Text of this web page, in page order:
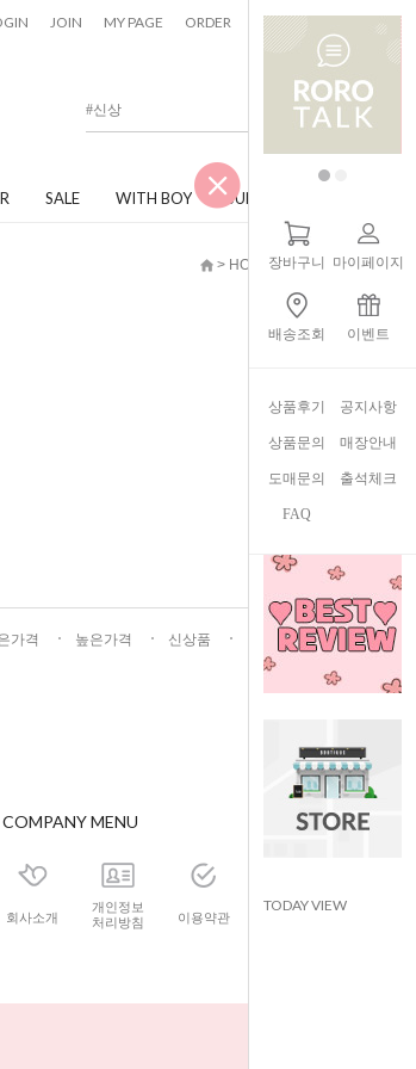
JOIN MY PAGE ORDER CART 0
SALE WITH BOY JUNIOR
장바구니 마이페이지
배송조회 이벤트
상품후기 공지사항
상품문의 매장안내
도매문의 출석체크
FAQ
TODAY VIEW
> HOME > 원피스
가격 높은가격 신상품 인기상품
COMPANY MENU
회사소개
개인정보
처리방침
이용약관